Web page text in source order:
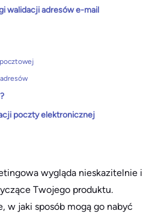
walidacji adresów e-mail
poczty elektronicznej
wygląda nieskazitelnie i
Twojego produktu.
w jaki sposób mogą go nabyć